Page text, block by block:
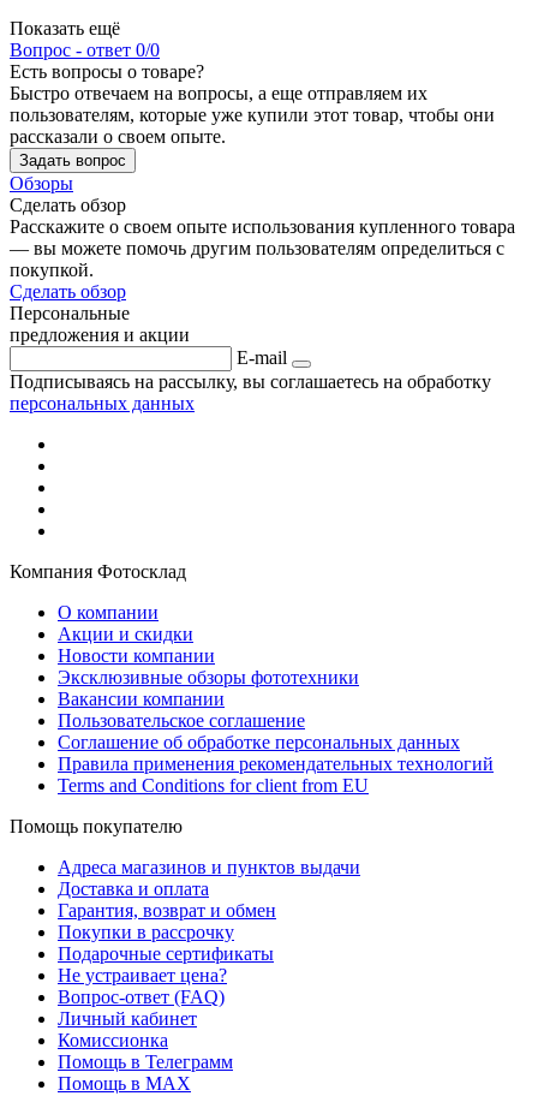
Показать ещё
Вопрос - ответ 0/0
Есть вопросы о товаре?
Быстро отвечаем на вопросы, а еще отправляем их
пользователям, которые уже купили этот товар, чтобы они
рассказали о своем опыте.
Задать вопрос
Обзоры
Сделать обзор
Расскажите о своем опыте использования купленного товара
— вы можете помочь другим пользователям определиться с
покупкой.
Сделать обзор
Персональные
предложения и акции
E-mail
Подписываясь на рассылку, вы соглашаетесь на обработку
персональных данных
Компания Фотосклад
О компании
Акции и скидки
Новости компании
Эксклюзивные обзоры фототехники
Вакансии компании
Пользовательское соглашение
Соглашение об обработке персональных данных
Правила применения рекомендательных технологий
Terms and Conditions for client from EU
Помощь покупателю
Адреса магазинов и пунктов выдачи
Доставка и оплата
Гарантия, возврат и обмен
Покупки в рассрочку
Подарочные сертификаты
Не устраивает цена?
Вопрос-ответ (FAQ)
Личный кабинет
Комиссионка
Помощь в Телеграмм
Помощь в MAX